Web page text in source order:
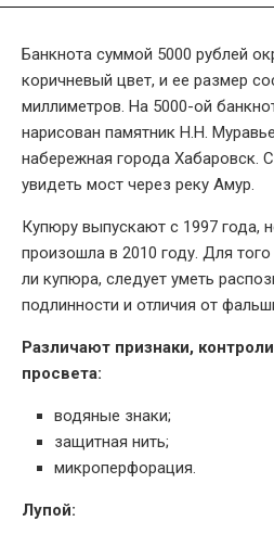
Банкнота суммой 5000 рублей
коричневый цвет, и ее размер
миллиметров. На 5000-ой
нарисован памятник Н.Н.
набережная города Хабаровск.
увидеть мост через реку Амур.
Купюру выпускают с 1997 года,
произошла в 2010 году. Для
ли купюра, следует уметь
подлинности и отличия от
Различают признаки,
просвета:
водяные знаки;
защитная нить;
микроперфорация.
Лупой: